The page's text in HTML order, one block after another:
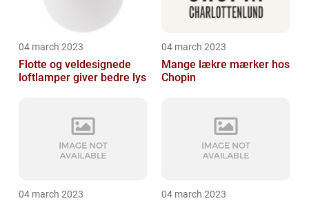
04 march 2023
Flotte og veldesignede
loftlamper giver bedre lys
04 march 2023
Mange lækre mærker hos
Chopin
04 march 2023 04 march 2023